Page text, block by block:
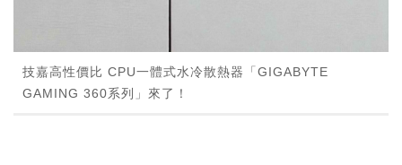
技嘉高性價比 CPU一體式水冷散熱器「GIGABYTE
GAMING 360系列」來了！